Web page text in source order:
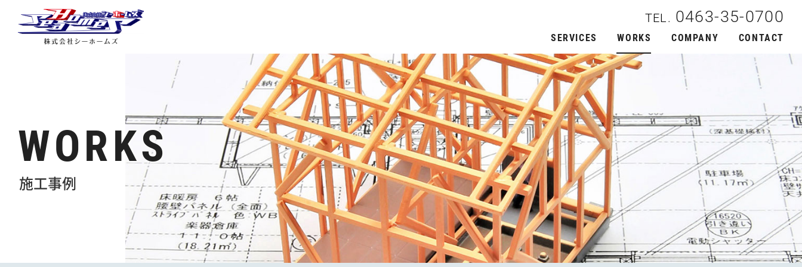
0463-35-0700
SERVICES WORKS COMPANY CONTACT
WORKS
施工事例